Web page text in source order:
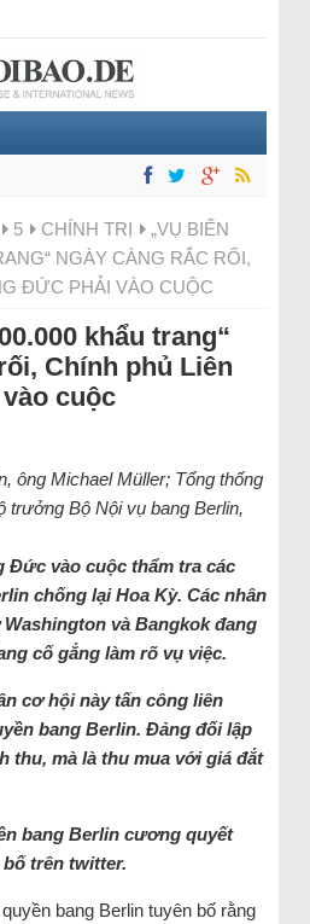
5 CHÍNH TRỊ
„VỤ BIẾN
NGÀY CÀNG RẮC RỐI,
ĐỨC PHẢI VÀO CUỘC
khẩu trang“
Chính phủ Liên
cuộc
ông Michael Müller; Tổng thống
trưởng Bộ Nội vụ bang Berlin,
Đức vào cuộc thẩm tra các
chống lại Hoa Kỳ. Các nhân
và Bangkok đang
cố gắng làm rõ vụ việc.
cơ hội này tấn công liên
bang Berlin. Đảng đối lập
thu, mà là thu mua với giá đắt
bang Berlin cương quyết
trên twitter.
bang Berlin tuyên bố rằng